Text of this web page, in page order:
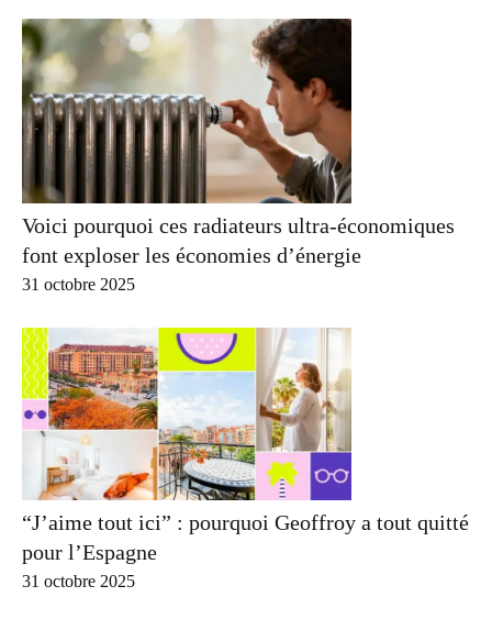
Voici pourquoi ces radiateurs ultra-économiques
font exploser les économies d’énergie
31 octobre 2025
“J’aime tout ici” : pourquoi Geoffroy a tout quitté
pour l’Espagne
31 octobre 2025